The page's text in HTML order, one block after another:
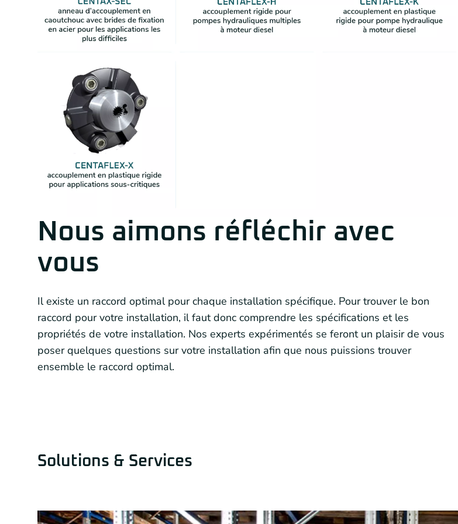
Nous aimons réfléchir avec
vous
Il existe un raccord optimal pour chaque installation spécifique. Pour trouver le bon
raccord pour votre installation, il faut donc comprendre les spécifications et les
propriétés de votre installation. Nos experts expérimentés se feront un plaisir de vous
poser quelques questions sur votre installation afin que nous puissions trouver
ensemble le raccord optimal.
Solutions & Services